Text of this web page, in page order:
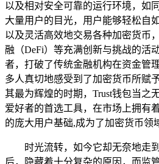
以及相对安全可靠的运行环境，如
大量用户的目光，用户能够轻松自
以及灵活高效地交易各种加密货币
融（DeFi）等充满创新与挑战的活
者，打破了传统金融机构在资金管
多人真切地感受到了加密货币所赋
其最为辉煌的时期，Trust钱包当之
爱好者的首选工具，在市场上拥有
的庞大用户基础,成为了加密货币领
时光流转，如今它却无奈地走
后，隐藏着十分复杂的原因，而监